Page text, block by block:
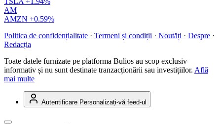
AM
AMZN +0.59%
Politica de confidențialitate · Termeni și condiții · Noutăți · Despre ·
Redacția
Toate datele furnizate pe platforma Bulios au scop exclusiv
informativ și nu sunt destinate tranzacționării sau investițiilor. Află
mai multe
Autentificare Personalizați-vă feed-ul